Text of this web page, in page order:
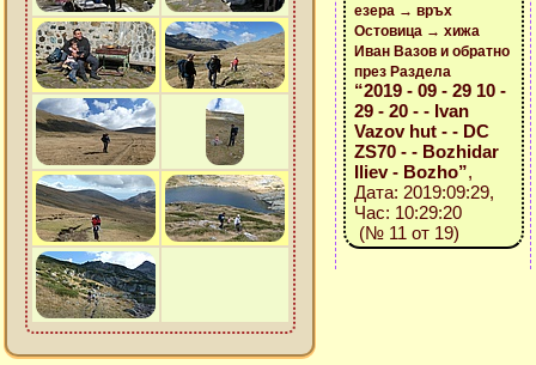
езера → връх
Остовица → хижа
Иван Вазов и обратно
през Раздела
“2019 - 09 - 29 10 -
29 - 20 - - Ivan
Vazov hut - - DC
ZS70 - - Bozhidar
Iliev - Bozho”,
Дата: 2019:09:29,
Час: 10:29:20
(№ 11 от 19)